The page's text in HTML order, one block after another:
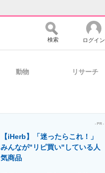
マーケ×ITの今がよく分かる
検索 ログイン
動物 リサーチ
- PR -
【iHerb】「迷ったらこれ！」
みんなが"リピ買い"している人
気商品